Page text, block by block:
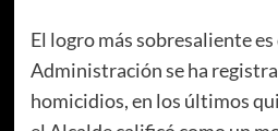
El logro más sobresaliente
Administración se ha
homicidios, en los últimos